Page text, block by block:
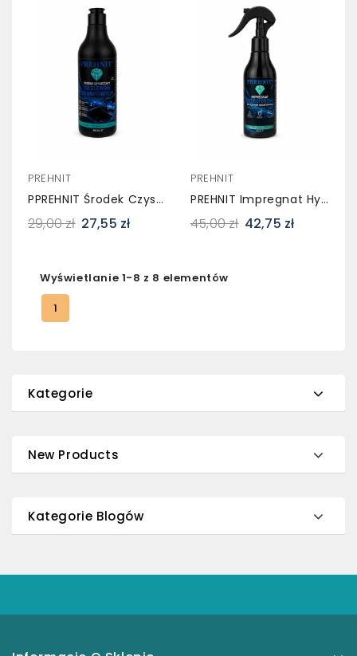
PREHNIT
PPREHNIT Środek Czyszczący Do Zlewów Granitowych – Żel 500 Ml
29,00 zł 27,55 zł
PREHNIT
PREHNIT Impregnat Hydrofobowy Do Zlewozmywaków Granitowych 200 Ml
45,00 zł 42,75 zł
Wyświetlanie 1-8 z 8 elementów
1
Kategorie
New Products
Kategorie Blogów